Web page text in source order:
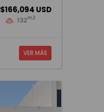
$166,094 USD
132m2
VER MÁS